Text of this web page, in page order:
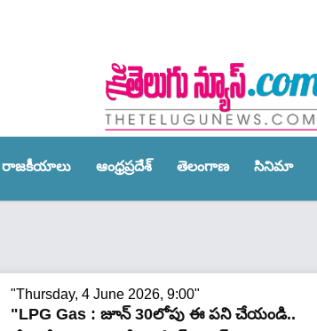
రాజ‌కీయాలు ఆంధ్ర‌ప్ర‌దేశ్‌ తెలంగాణ‌ సినిమా
"Thursday, 4 June 2026, 9:00"
"LPG Gas : జూన్ 30లోపు ఈ పని చేయండి..